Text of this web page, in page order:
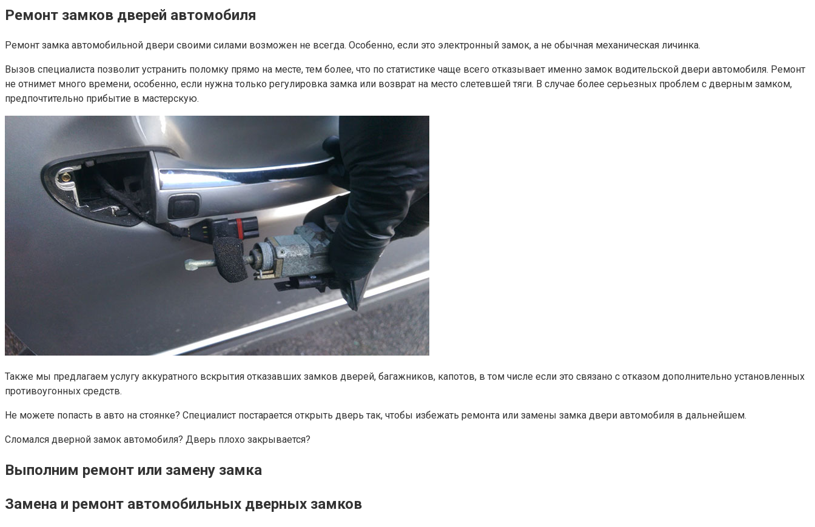
Ремонт замков дверей автомобиля
Ремонт замка автомобильной двери своими силами возможен не всегда. Особенно, если это электронный замок, а не обычная механическая личинка.
Вызов специалиста позволит устранить поломку прямо на месте, тем более, что по статистике чаще всего отказывает именно замок водительской двери автомобиля. Ремонт
не отнимет много времени, особенно, если нужна только регулировка замка или возврат на место слетевшей тяги. В случае более серьезных проблем с дверным замком,
предпочтительно прибытие в мастерскую.
Также мы предлагаем услугу аккуратного вскрытия отказавших замков дверей, багажников, капотов, в том числе если это связано с отказом дополнительно установленных
противоугонных средств.
Не можете попасть в авто на стоянке? Специалист постарается открыть дверь так, чтобы избежать ремонта или замены замка двери автомобиля в дальнейшем.
Сломался дверной замок автомобиля? Дверь плохо закрывается?
Выполним ремонт или замену замка
Замена и ремонт автомобильных дверных замков